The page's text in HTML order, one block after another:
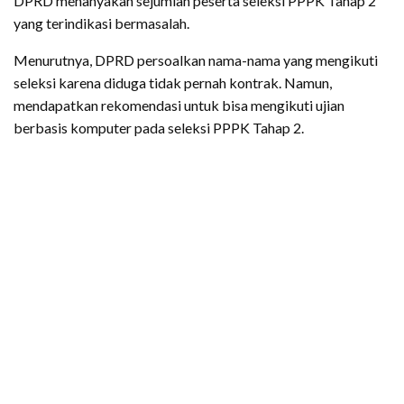
yang terindikasi bermasalah.
Menurutnya, DPRD persoalkan nama-nama yang mengikuti
seleksi karena diduga tidak pernah kontrak. Namun,
mendapatkan rekomendasi untuk bisa mengikuti ujian
berbasis komputer pada seleksi PPPK Tahap 2.